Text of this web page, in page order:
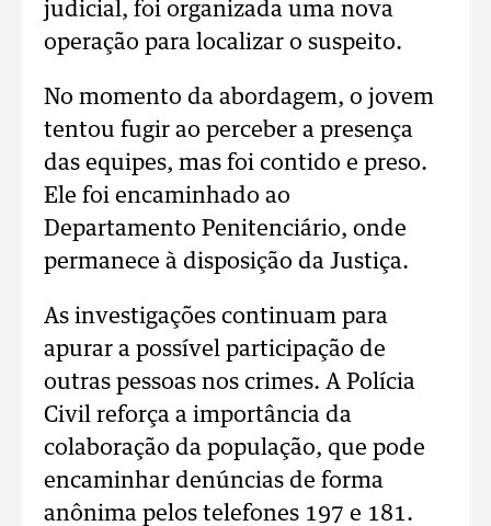
judicial, foi organizada uma nova
operação para localizar o suspeito.
No momento da abordagem, o jovem
tentou fugir ao perceber a presença
das equipes, mas foi contido e preso.
Ele foi encaminhado ao
Departamento Penitenciário, onde
permanece à disposição da Justiça.
As investigações continuam para
apurar a possível participação de
outras pessoas nos crimes. A Polícia
Civil reforça a importância da
colaboração da população, que pode
encaminhar denúncias de forma
anônima pelos telefones 197 e 181.